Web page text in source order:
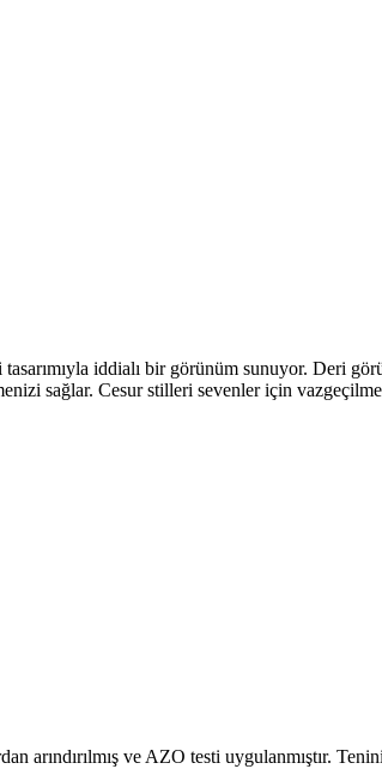
iddialı bir görünüm sunuyor. Deri
sağlar. Cesur stilleri sevenler için
arındırılmış ve AZO testi uygulanmıştır.